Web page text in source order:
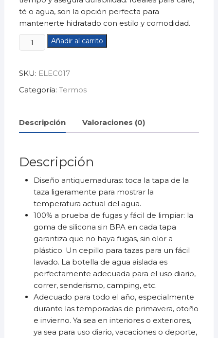
té o agua, son la opción perfecta para
mantenerte hidratado con estilo y comodidad.
Termo
digital
acero
inoxidableELEC017
Añadir al carrito
SKU: ELEC017
Categoría: Termos
Descripción Valoraciones (0)
Descripción
Diseño antiquemaduras: toca la tapa de la
taza ligeramente para mostrar la
temperatura actual del agua.
100% a prueba de fugas y fácil de limpiar: la
goma de silicona sin BPA en cada tapa
garantiza que no haya fugas, sin olor a
plástico. Un cepillo para tazas para un fácil
lavado. La botella de agua aislada es
perfectamente adecuada para el uso diario,
correr, senderismo, camping, etc.
Adecuado para todo el año, especialmente
durante las temporadas de primavera, otoño
e invierno. Ya sea en interiores o exteriores,
ya sea para uso diario, vacaciones o deporte,